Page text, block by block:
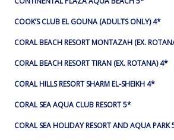
COOK’S CLUB EL GOUNA (ADULTS ONLY) 4*
CORAL BEACH RESORT MONTAZAH (EX.
CORAL BEACH RESORT TIRAN (EX. ROTANA) 4*
CORAL HILLS RESORT SHARM EL-SHEIKH 4*
CORAL SEA AQUA CLUB RESORT 5*
CORAL SEA HOLIDAY RESORT AND AQUA PARK